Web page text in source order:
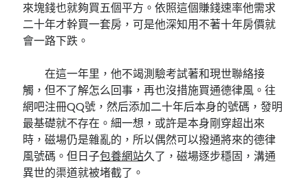
來塊錢也就夠買五個平方。依照這個賺錢速率他需求
二十年才幹買一套房，可是他深知用不著十年房價就
會一路下跌。
在這一年里，他不竭測驗考試著和現世聯絡接
觸，但不了解怎么回事，再也沒措施買通德律風。往
網吧注冊QQ號，然后添加二十年后本身的號碼，發明
最基礎就不存在。細一想，或許是本身剛穿超出來
時，磁場仍是雜亂的，所以偶然可以撥通將來的德律
風號碼。但日子包養網站久了，磁場逐步穩固，溝通
異世的渠道就被堵截了。